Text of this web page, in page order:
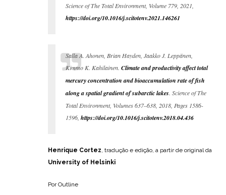
Science of The Total Environment, Volume 779, 2021,
https://doi.org/10.1016/j.scitotenv.2021.146261
Salla A. Ahonen, Brian Hayden, Jaakko J. Leppänen,
Kimmo K. Kahilainen. Climate and productivity affect total
mercury concentration and bioaccumulation rate of fish
along a spatial gradient of subarctic lakes . Science of The
Total Environment, Volumes 637–638, 2018, Pages 1586-
1596, https://doi.org/10.1016/j.scitotenv.2018.04.436
Henrique Cortez, tradução e edição, a partir de original da
University of Helsinki
Por Outline